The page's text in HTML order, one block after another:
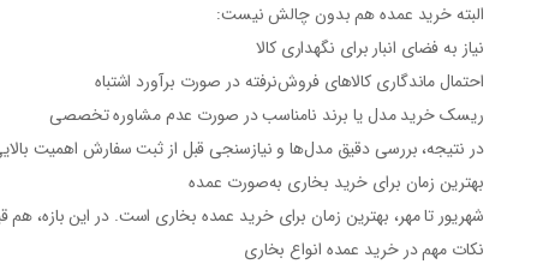
البته خرید عمده هم بدون چالش نیست:
نیاز بهفضای انبار برای نگهداری کالا
احتمالماندگاری کالاهای فروش‌نرفتهدر صورت برآورد اشتباه
ریسک خرید مدل یا برند نامناسبدر صورت عدم مشاوره تخصصی
در نتیجه، بررسی دقیق مدل‌ها و نیازسنجی قبل از ثبت سفارش اهمیت
بهترین زمان برای خرید بخاری به‌صورت عمده
شهریور تا مهر، بهترین زمان برایخرید عمده بخاری است. در این بازه، هم
نکات مهم در خرید عمده انواع بخاری